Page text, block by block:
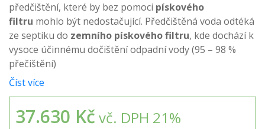
předčištění, které by bez pomoci pískového
filtru mohlo být nedostačující. Předčištěná voda odtéká
ze septiku do zemního pískového filtru, kde dochází k
vysoce účinnému dočištění odpadní vody (95 – 98 %
přečištění)
Číst více
37.630 Kč vč. DPH 21%